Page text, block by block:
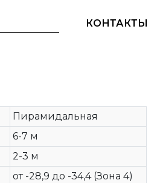
КОНТАКТЫ
Пирамидальная
6-7 м
2-3 м
от -28,9 до -34,4 (Зона 4)